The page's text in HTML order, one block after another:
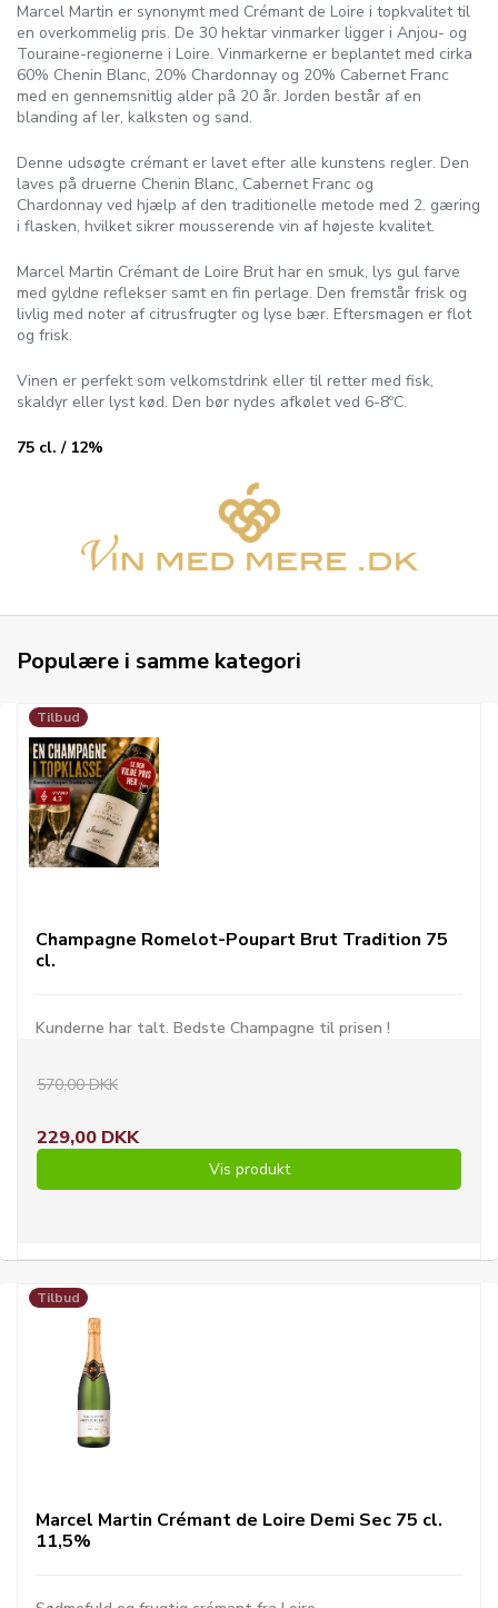
Marcel Martin er synonymt med Crémant de Loire i topkvalitet til
en overkommelig pris. De 30 hektar vinmarker ligger i Anjou- og
Touraine-regionerne i Loire. Vinmarkerne er beplantet med cirka
60% Chenin Blanc, 20% Chardonnay og 20% Cabernet Franc
med en gennemsnitlig alder på 20 år. Jorden består af en
blanding af ler, kalksten og sand.
Denne udsøgte crémant er lavet efter alle kunstens regler. Den
laves på druerne Chenin Blanc, Cabernet Franc og
Chardonnay ved hjælp af den traditionelle metode med 2. gæring
i flasken, hvilket sikrer mousserende vin af højeste kvalitet.
Marcel Martin Crémant de Loire Brut har en smuk, lys gul farve
med gyldne reflekser samt en fin perlage. Den fremstår frisk og
livlig med noter af citrusfrugter og lyse bær. Eftersmagen er flot
og frisk.
Vinen er perfekt som velkomstdrink eller til retter med fisk,
skaldyr eller lyst kød. Den bør nydes afkølet ved 6-8ºC.
75 cl. / 12%
Populære i samme kategori
Tilbud
Champagne Romelot-Poupart Brut Tradition 75
cl.
Kunderne har talt. Bedste Champagne til prisen !
570,00 DKK
229,00 DKK
Vis produkt
Tilbud
Marcel Martin Crémant de Loire Demi Sec 75 cl.
11,5%